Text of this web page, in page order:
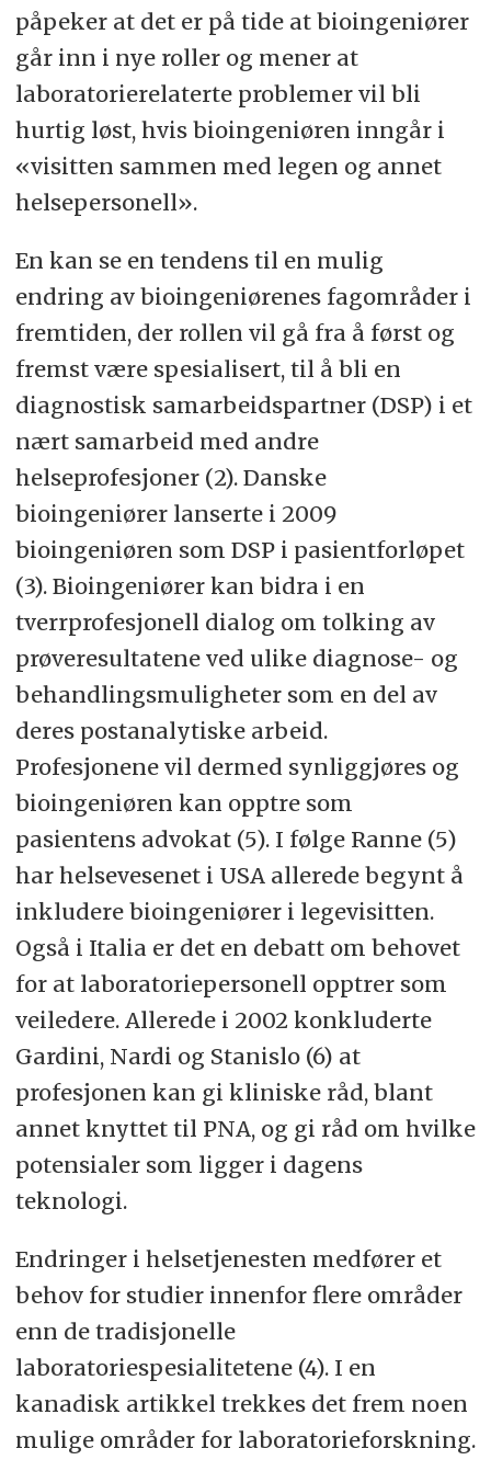
laboratorier.
the position of biomedical laboratory
sciences and improve point-of-care
testing were also considered to be
relevant research areas.
Keywords:Biomedical laboratory
method, medical biochemistry
laboratories
påpeker at det er på tide at bioingeniører
går inn i nye roller og mener at
laboratorierelaterte problemer vil bli
hurtig løst, hvis bioingeniøren inngår i
«visitten sammen med legen og annet
helsepersonell».
En kan se en tendens til en mulig
endring av bioingeniørenes fagområder i
fremtiden, der rollen vil gå fra å først og
fremst være spesialisert, til å bli en
diagnostisk samarbeidspartner (DSP) i et
nært samarbeid med andre
helseprofesjoner (2). Danske
bioingeniører lanserte i 2009
bioingeniøren som DSP i pasientforløpet
(3). Bioingeniører kan bidra i en
tverrprofesjonell dialog om tolking av
prøveresultatene ved ulike diagnose- og
behandlingsmuligheter som en del av
deres postanalytiske arbeid.
Profesjonene vil dermed synliggjøres og
bioingeniøren kan opptre som
pasientens advokat (5). I følge Ranne (5)
har helsevesenet i USA allerede begynt å
inkludere bioingeniører i legevisitten.
Også i Italia er det en debatt om behovet
for at laboratoriepersonell opptrer som
veiledere. Allerede i 2002 konkluderte
Gardini, Nardi og Stanislo (6) at
profesjonen kan gi kliniske råd, blant
annet knyttet til PNA, og gi råd om hvilke
potensialer som ligger i dagens
teknologi.
Endringer i helsetjenesten medfører et
behov for studier innenfor flere områder
enn de tradisjonelle
laboratoriespesialitetene (4). I en
kanadisk artikkel trekkes det frem noen
mulige områder for laboratorieforskning.